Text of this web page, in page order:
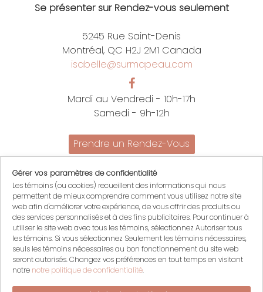
Se présenter sur Rendez-vous seulement
5245 Rue Saint-Denis
Montréal, QC H2J 2M1 Canada
isabelle@surmapeau.com
Mardi au Vendredi - 10h-17h
Samedi - 9h-12h
Prendre un Rendez-Vous
Promotions
Nous joindre
Politiques
English
Mon compte
Mon panier
Se connecter
S'inscrire
Gérer vos paramètres de confidentialité
Les témoins (ou cookies) recueillent des informations qui nous
permettent de mieux comprendre comment vous utilisez notre site
web afin d'améliorer votre expérience, de vous offrir des produits ou
des services personnalisés et à des fins publicitaires. Pour continuer à
utiliser le site web avec tous les témoins, sélectionnez Autoriser tous
les témoins. Si vous sélectionnez Seulement les témoins nécessaires,
seuls les témoins nécessaires au bon fonctionnement du site web
seront autorisés. Changez vos préférences en tout temps en visitant
notre notre politique de confidentialité.